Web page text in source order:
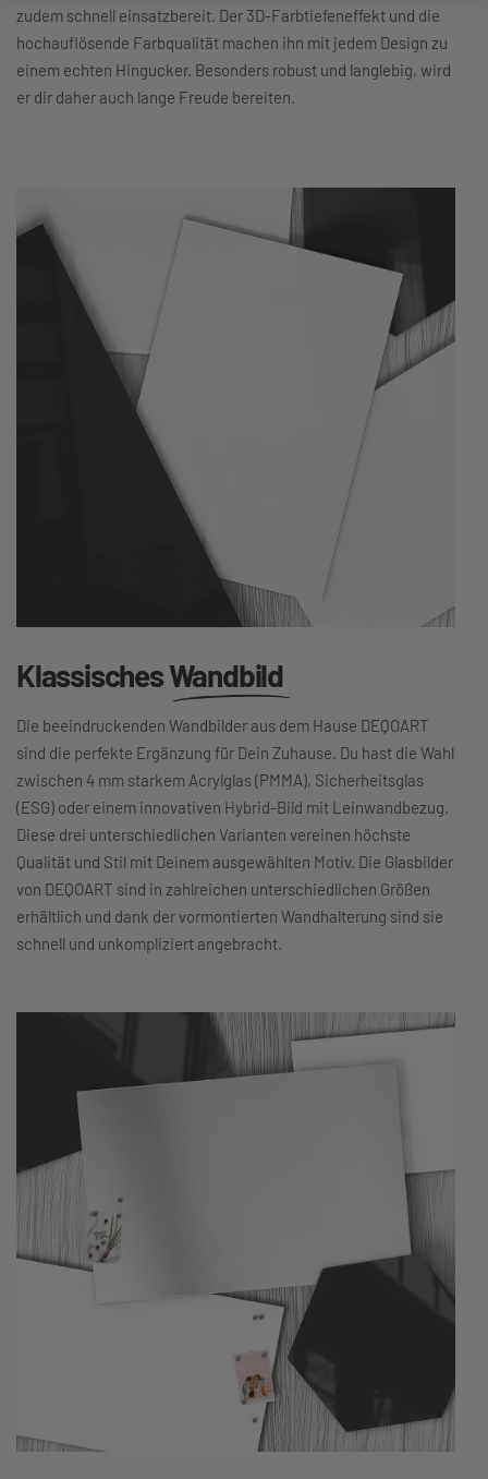
zudem schnell einsatzbereit. Der 3D-Farbtiefeneffekt und die
hochauflösende Farbqualität machen ihn mit jedem Design zu
einem echten Hingucker. Besonders robust und langlebig, wird
er dir daher auch lange Freude bereiten.
KlassischesWandbild
Die beeindruckenden Wandbilder aus dem Hause DEQOART
sind die perfekte Ergänzung für Dein Zuhause. Du hast die Wahl
zwischen 4 mm starkem Acrylglas (PMMA), Sicherheitsglas
(ESG) oder einem innovativen Hybrid-Bild mit Leinwandbezug.
Diese drei unterschiedlichen Varianten vereinen höchste
Qualität und Stil mit Deinem ausgewählten Motiv. Die Glasbilder
von DEQOART sind in zahlreichen unterschiedlichen Größen
erhältlich und dank der vormontierten Wandhalterung sind sie
schnell und unkompliziert angebracht.